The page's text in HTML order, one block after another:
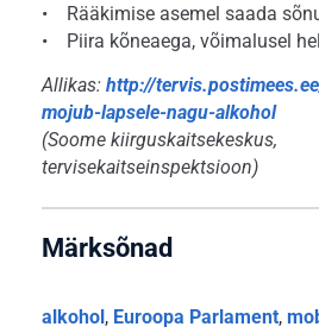
• Rääkimise asemel saada
• Piira kõneaega, võimalusel
Allikas: http://
mojub-lapsele-nagu-alkohol
(Soome kiirguskaitsekeskus,
tervisekaitseinspektsioon)
Märksõnad
alkohol, Euroopa Parlament,